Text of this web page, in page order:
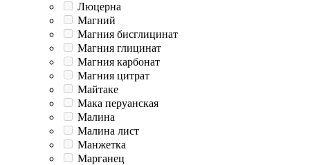
Люцерна
Магний
Магния бисглицинат
Магния глицинат
Магния карбонат
Магния цитрат
Майтаке
Мака перуанская
Малина
Малина лист
Манжетка
Марганец